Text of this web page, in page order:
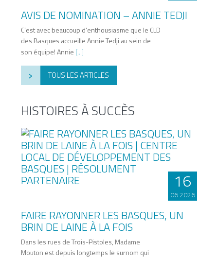
AVIS DE NOMINATION – ANNIE TEDJI
C’est avec beaucoup d’enthousiasme que le CLD
des Basques accueille Annie Tedji au sein de
son équipe! Annie [...]
› TOUS LES ARTICLES
HISTOIRES À SUCCÈS
16
06 2026
FAIRE RAYONNER LES BASQUES, UN
BRIN DE LAINE À LA FOIS
Dans les rues de Trois-Pistoles, Madame
Mouton est depuis longtemps le surnom qui